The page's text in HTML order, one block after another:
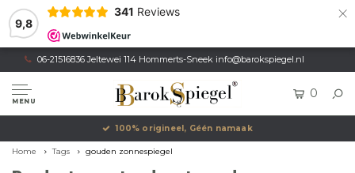
9,8
341 Reviews ×
06-21516836 Jeltewei 114 Hommerts-Sneek info@barokspiegel.nl
MENU
0
100% origineel, Géén namaak
Home Tags gouden zonnespiegel